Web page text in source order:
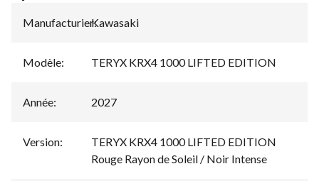
Manufacturier:
Kawasaki
Modèle: TERYX KRX4 1000 LIFTED EDITION
Année: 2027
Version:
TERYX KRX4 1000 LIFTED EDITION
Rouge Rayon de Soleil / Noir Intense